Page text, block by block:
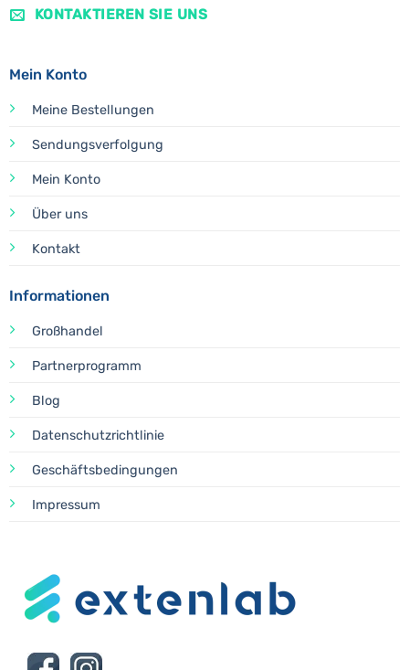
KONTAKTIEREN SIE UNS
Mein Konto
Meine Bestellungen
Sendungsverfolgung
Mein Konto
Über uns
Kontakt
Informationen
Großhandel
Partnerprogramm
Blog
Datenschutzrichtlinie
Geschäftsbedingungen
Impressum